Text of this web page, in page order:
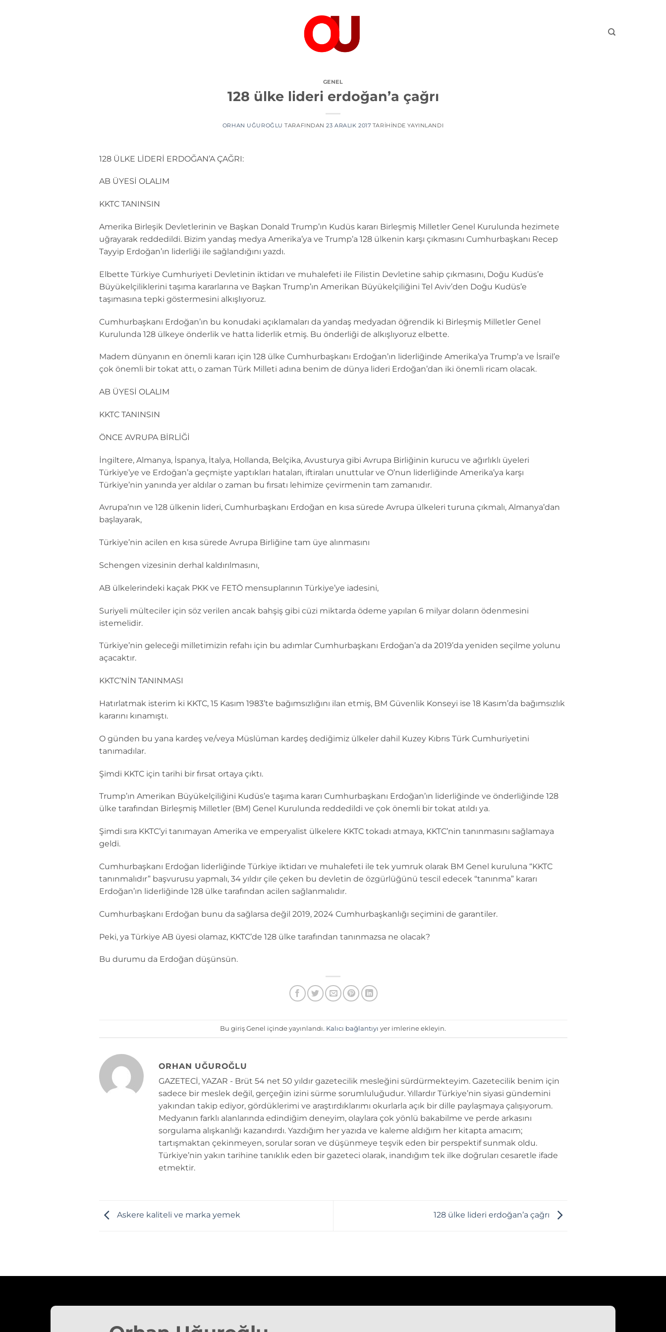
GENEL
128 ülke lideri erdoğan’a çağrı
ORHAN UĞUROĞLU TARAFINDAN 23 ARALIK 2017 TARIHINDE YAYINLANDI
128 ÜLKE LİDERİ ERDOĞAN’A ÇAĞRI:
AB ÜYESİ OLALIM
KKTC TANINSIN
Amerika Birleşik Devletlerinin ve Başkan Donald Trump’ın Kudüs kararı Birleşmiş Milletler Genel Kurulunda hezimete
uğrayarak reddedildi. Bizim yandaş medya Amerika’ya ve Trump’a 128 ülkenin karşı çıkmasını Cumhurbaşkanı Recep
Tayyip Erdoğan’ın liderliği ile sağlandığını yazdı.
Elbette Türkiye Cumhuriyeti Devletinin iktidarı ve muhalefeti ile Filistin Devletine sahip çıkmasını, Doğu Kudüs’e
Büyükelçiliklerini taşıma kararlarına ve Başkan Trump’ın Amerikan Büyükelçiliğini Tel Aviv’den Doğu Kudüs’e
taşımasına tepki göstermesini alkışlıyoruz.
Cumhurbaşkanı Erdoğan’ın bu konudaki açıklamaları da yandaş medyadan öğrendik ki Birleşmiş Milletler Genel
Kurulunda 128 ülkeye önderlik ve hatta liderlik etmiş. Bu önderliği de alkışlıyoruz elbette.
Madem dünyanın en önemli kararı için 128 ülke Cumhurbaşkanı Erdoğan’ın liderliğinde Amerika’ya Trump’a ve İsrail’e
çok önemli bir tokat attı, o zaman Türk Milleti adına benim de dünya lideri Erdoğan’dan iki önemli ricam olacak.
AB ÜYESİ OLALIM
KKTC TANINSIN
ÖNCE AVRUPA BİRLİĞİ
İngiltere, Almanya, İspanya, İtalya, Hollanda, Belçika, Avusturya gibi Avrupa Birliğinin kurucu ve ağırlıklı üyeleri
Türkiye’ye ve Erdoğan’a geçmişte yaptıkları hataları, iftiraları unuttular ve O’nun liderliğinde Amerika’ya karşı
Türkiye’nin yanında yer aldılar o zaman bu fırsatı lehimize çevirmenin tam zamanıdır.
Avrupa’nın ve 128 ülkenin lideri, Cumhurbaşkanı Erdoğan en kısa sürede Avrupa ülkeleri turuna çıkmalı, Almanya’dan
başlayarak,
Türkiye’nin acilen en kısa sürede Avrupa Birliğine tam üye alınmasını
Schengen vizesinin derhal kaldırılmasını,
AB ülkelerindeki kaçak PKK ve FETÖ mensuplarının Türkiye’ye iadesini,
Suriyeli mülteciler için söz verilen ancak bahşiş gibi cüzi miktarda ödeme yapılan 6 milyar doların ödenmesini
istemelidir.
Türkiye’nin geleceği milletimizin refahı için bu adımlar Cumhurbaşkanı Erdoğan’a da 2019’da yeniden seçilme yolunu
açacaktır.
KKTC’NİN TANINMASI
Hatırlatmak isterim ki KKTC, 15 Kasım 1983’te bağımsızlığını ilan etmiş, BM Güvenlik Konseyi ise 18 Kasım’da bağımsızlık
kararını kınamıştı.
O günden bu yana kardeş ve/veya Müslüman kardeş dediğimiz ülkeler dahil Kuzey Kıbrıs Türk Cumhuriyetini
tanımadılar.
Şimdi KKTC için tarihi bir fırsat ortaya çıktı.
Trump’ın Amerikan Büyükelçiliğini Kudüs’e taşıma kararı Cumhurbaşkanı Erdoğan’ın liderliğinde ve önderliğinde 128
ülke tarafından Birleşmiş Milletler (BM) Genel Kurulunda reddedildi ve çok önemli bir tokat atıldı ya.
Şimdi sıra KKTC’yi tanımayan Amerika ve emperyalist ülkelere KKTC tokadı atmaya, KKTC’nin tanınmasını sağlamaya
geldi.
Cumhurbaşkanı Erdoğan liderliğinde Türkiye iktidarı ve muhalefeti ile tek yumruk olarak BM Genel kuruluna “KKTC
tanınmalıdır” başvurusu yapmalı, 34 yıldır çile çeken bu devletin de özgürlüğünü tescil edecek “tanınma” kararı
Erdoğan’ın liderliğinde 128 ülke tarafından acilen sağlanmalıdır.
Cumhurbaşkanı Erdoğan bunu da sağlarsa değil 2019, 2024 Cumhurbaşkanlığı seçimini de garantiler.
Peki, ya Türkiye AB üyesi olamaz, KKTC’de 128 ülke tarafından tanınmazsa ne olacak?
Bu durumu da Erdoğan düşünsün.
Bu giriş Genel içinde yayınlandı. Kalıcı bağlantıyı yer imlerine ekleyin.
ORHAN UĞUROĞLU
GAZETECİ, YAZAR - Brüt 54 net 50 yıldır gazetecilik mesleğini sürdürmekteyim. Gazetecilik benim için
sadece bir meslek değil, gerçeğin izini sürme sorumluluğudur. Yıllardır Türkiye’nin siyasi gündemini
yakından takip ediyor, gördüklerimi ve araştırdıklarımı okurlarla açık bir dille paylaşmaya çalışıyorum.
Medyanın farklı alanlarında edindiğim deneyim, olaylara çok yönlü bakabilme ve perde arkasını
sorgulama alışkanlığı kazandırdı. Yazdığım her yazıda ve kaleme aldığım her kitapta amacım;
tartışmaktan çekinmeyen, sorular soran ve düşünmeye teşvik eden bir perspektif sunmak oldu.
Türkiye’nin yakın tarihine tanıklık eden bir gazeteci olarak, inandığım tek ilke doğruları cesaretle ifade
etmektir.
Askere kaliteli ve marka yemek 128 ülke lideri erdoğan’a çağrı